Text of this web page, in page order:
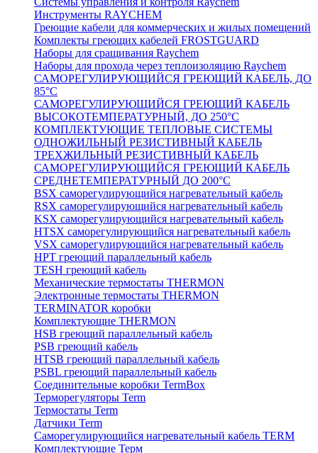
Инструменты RAYCHEM
Греющие кабели для коммерческих и жилых помещений
Комплекты греющих кабелей FROSTGUARD
Наборы для сращивания Raychem
Наборы для прохода через теплоизоляцию Raychem
САМОРЕГУЛИРУЮЩИЙСЯ ГРЕЮЩИЙ КАБЕЛЬ, ДО
85°С
САМОРЕГУЛИРУЮЩИЙСЯ ГРЕЮЩИЙ КАБЕЛЬ
ВЫСОКОТЕМПЕРАТУРНЫЙ, ДО 250°С
КОМПЛЕКТУЮЩИЕ ТЕПЛОВЫЕ СИСТЕМЫ
ОДНОЖИЛЬНЫЙ РЕЗИСТИВНЫЙ КАБЕЛЬ
ТРЕХЖИЛЬНЫЙ РЕЗИСТИВНЫЙ КАБЕЛЬ
САМОРЕГУЛИРУЮЩИЙСЯ ГРЕЮЩИЙ КАБЕЛЬ
СРЕДНЕТЕМПЕРАТУРНЫЙ ДО 200°С
BSX саморегулирующийся нагревательный кабель
RSX саморегулирующийся нагревательный кабель
KSX саморегулирующийся нагревательный кабель
HTSX саморегулирующийся нагревательный кабель
VSX саморегулирующийся нагревательный кабель
НРТ греющий параллельный кабель
TESH греющий кабель
Механические термостаты THERMON
Электронные термостаты THERMON
TERMINATOR коробки
Комплектующие THERMON
HSB греющий параллельный кабель
PSB греющий кабель
HTSB греющий параллельный кабель
PSBL греющий параллельный кабель
Соединительные коробки TermBox
Терморегуляторы Term
Термостаты Term
Датчики Term
Саморегулирующийся нагревательный кабель TERM
Комплектующие Терм